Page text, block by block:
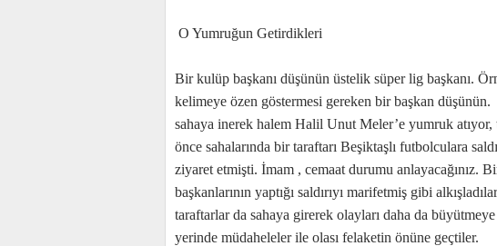
O Yumruğun Getirdikleri
Bir kulüp başkanı düşünün üstelik süper lig başkanı.
kelimeye özen göstermesi gereken bir başkan
sahaya inerek halem Halil Unut Meler’e yumruk
önce sahalarında bir taraftarı Beşiktaşlı futbolculara
ziyaret etmişti. İmam , cemaat durumu anlayacağınız.
başkanlarının yaptığı saldırıyı marifetmiş gibi
taraftarlar da sahaya girerek olayları daha da
yerinde müdaheleler ile olası felaketin önüne geçtiler.